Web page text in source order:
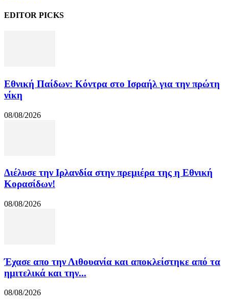
EDITOR PICKS
Εθνική Παίδων: Κόντρα στο Ισραήλ για την πρώτη
νίκη
08/08/2026
Διέλυσε την Ιρλανδία στην πρεμιέρα της η Εθνική
Κορασίδων!
08/08/2026
Έχασε απο την Λιθουανία και αποκλείστηκε από τα
ημιτελικά και την...
08/08/2026